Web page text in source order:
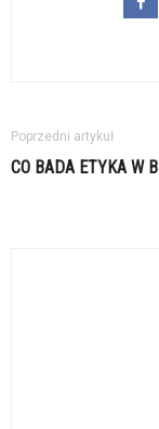
Poprzedni artykuł
CO BADA ETYKA W